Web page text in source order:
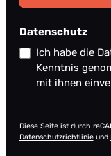
Datenschutz
Ich habe die
Kenntnis
mit ihnen
Diese Seite ist durch
Datenschutzrichtlinieund